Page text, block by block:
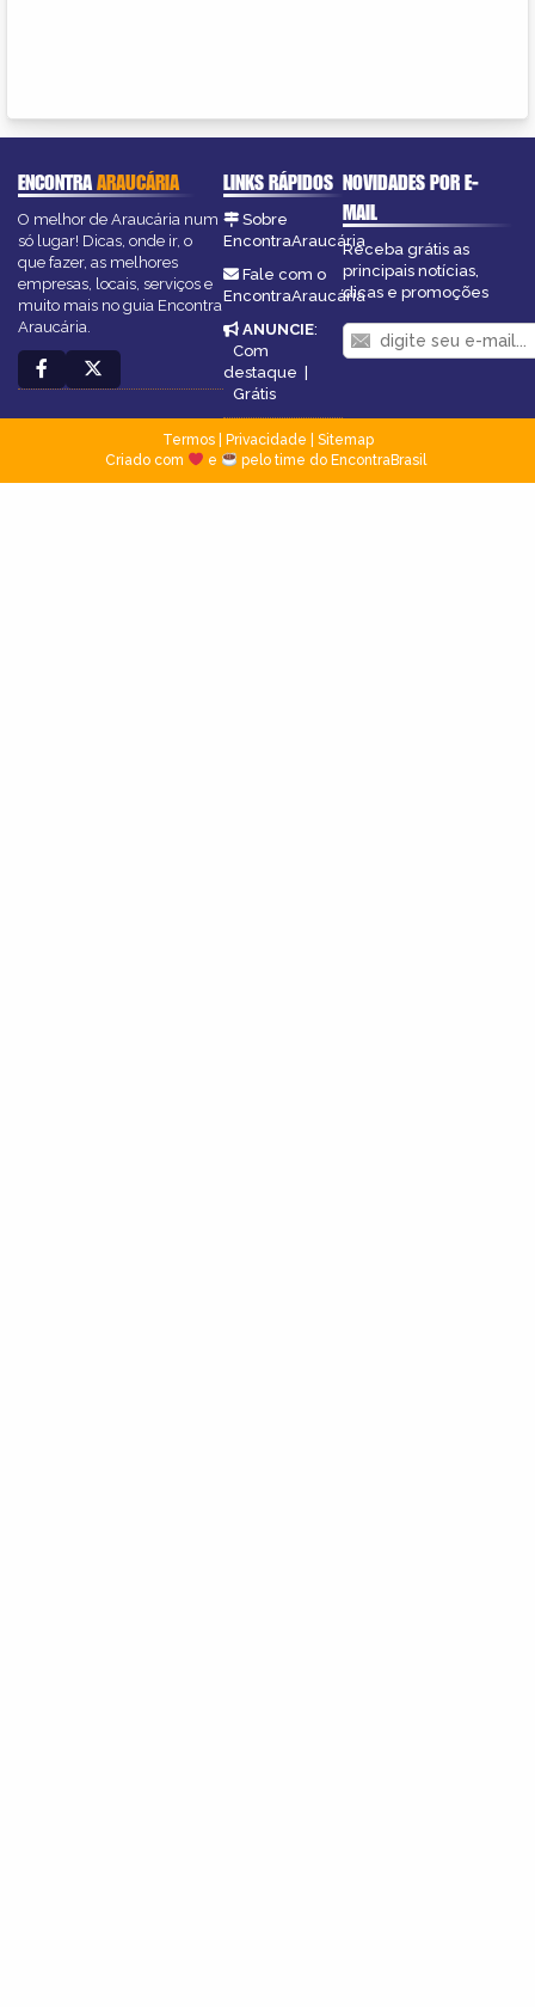
ENCONTRAARAUCÁRIA
O melhor de Araucária num
só lugar! Dicas, onde ir, o
que fazer, as melhores
empresas, locais, serviços e
muito mais no guia Encontra
Araucária.
LINKS RÁPIDOS
Sobre
EncontraAraucária
Fale com o
EncontraAraucária
ANUNCIE:
Com
destaque
Grátis
NOVIDADES POR E-
MAIL
Receba grátis as
principais notícias,
dicas e promoções
Termos| Privacidade
Sitemap
Criado com
e pelo time do EncontraBrasil